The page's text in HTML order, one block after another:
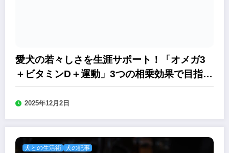
愛犬の若々しさを生涯サポート！「オメガ3
＋ビタミンD＋運動」3つの相乗効果で目指す
健康長寿
2025年12月2日
犬との生活術 犬の記事